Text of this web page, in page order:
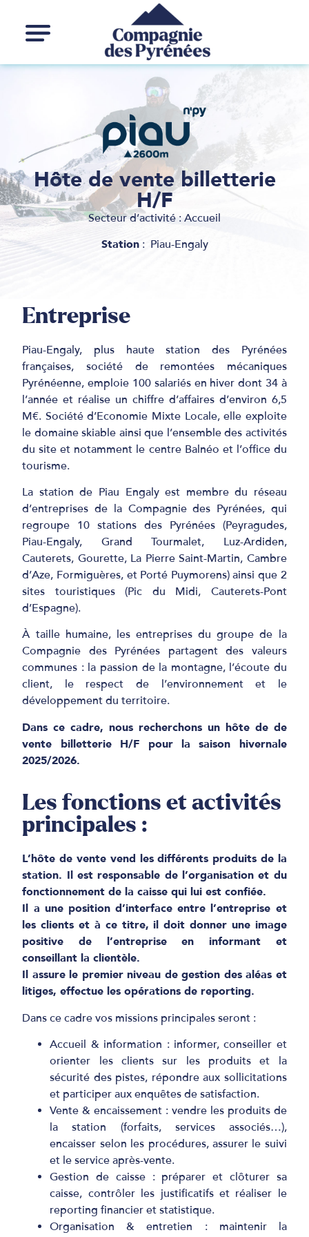
Hôte de vente billetterie
H/F
Secteur d’activité : Accueil
Station: Piau-Engaly
Entreprise
Piau-Engaly, plus haute station des Pyrénées
françaises, société de remontées mécaniques
Pyrénéenne, emploie 100 salariés en hiver dont 34 à
l’année et réalise un chiffre d’affaires d’environ 6,5
M€. Société d’Economie Mixte Locale, elle exploite
le domaine skiable ainsi que l’ensemble des activités
du site et notamment le centre Balnéo et l’office du
tourisme.
La station de Piau Engaly est membre du réseau
d’entreprises de la Compagnie des Pyrénées, qui
regroupe 10 stations des Pyrénées (Peyragudes,
Piau-Engaly, Grand Tourmalet, Luz-Ardiden,
Cauterets, Gourette, La Pierre Saint-Martin, Cambre
d’Aze, Formiguères, et Porté Puymorens) ainsi que 2
sites touristiques (Pic du Midi, Cauterets-Pont
d’Espagne).
À taille humaine, les entreprises du groupe de la
Compagnie des Pyrénées partagent des valeurs
communes : la passion de la montagne, l’écoute du
client, le respect de l’environnement et le
développement du territoire.
Dans ce cadre, nous recherchons un hôte de de
vente billetterie H/F pour la saison hivernale
2025/2026.
Les fonctions et activités
principales :
L’hôte de vente vend les différents produits de la
station. Il est responsable de l’organisation et du
fonctionnement de la caisse qui lui est confiée.
Il a une position d’interface entre l’entreprise et
les clients et à ce titre, il doit donner une image
positive de l’entreprise en informant et
conseillant la clientèle.
Il assure le premier niveau de gestion des aléas et
litiges, effectue les opérations de reporting.
Dans ce cadre vos missions principales seront :
Accueil & information : informer, conseiller et
orienter les clients sur les produits et la
sécurité des pistes, répondre aux sollicitations
et participer aux enquêtes de satisfaction.
Vente & encaissement : vendre les produits de
la station (forfaits, services associés…),
encaisser selon les procédures, assurer le suivi
et le service après-vente.
Gestion de caisse: préparer et clôturer sa
caisse, contrôler les justificatifs et réaliser le
reporting financier et statistique.
Organisation & entretien : maintenir la